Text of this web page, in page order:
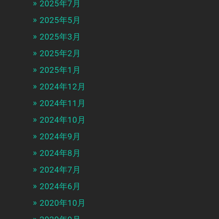
2025年7月
2025年5月
2025年3月
2025年2月
2025年1月
2024年12月
2024年11月
2024年10月
2024年9月
2024年8月
2024年7月
2024年6月
2020年10月